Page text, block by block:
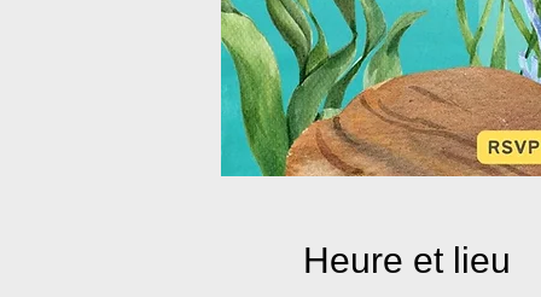
Heure et lieu